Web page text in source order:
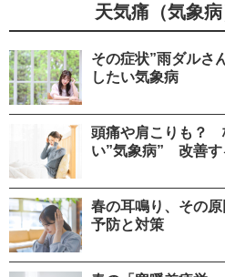
天気痛（気象
その症状”雨ダルさ
したい気象病
頭痛や肩こりも？
い”気象病” 改善す
春の耳鳴り、その
予防と対策